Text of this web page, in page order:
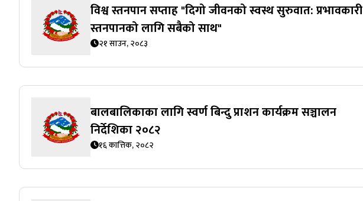
विश्व स्तनपान सप्ताह "दिगो जीवनको स्वस्थ सुरुवात: प्रभावकारी
स्तनपानको लागि सबैको साथ"
२१ साउन, २०८३
बालबालिकाका लागि स्वर्ण बिन्दु प्राशन कार्यक्रम सञ्चालन
निर्देशिका २०८२
१६ कात्तिक, २०८२